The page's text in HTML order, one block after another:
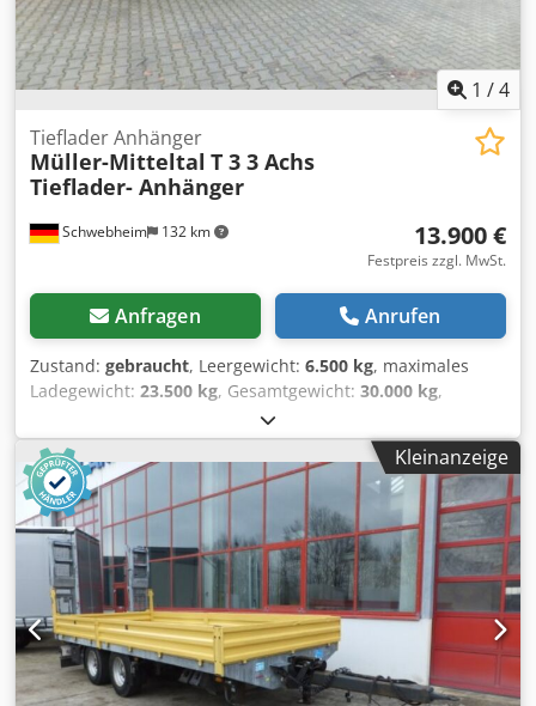
1 /4
Schwebheim 132 km
Tieflader Anhänger
Müller-Mitteltal T 3 3 Achs
Tieflader- Anhänger
13.900 €
Festpreis zzgl. MwSt.
Anfragen Anrufen
Zustand: gebraucht, Leergewicht: 6.500 kg, maximales
Ladegewicht: 23.500 kg, Gesamtgewicht: 30.000 kg,
3 Achsen
Federung:Blatt, Reifengröße:235 / 75 R 17,5, Farbe:
Sonstige, Getriebetyp:Sonstige, Vorderreifengröße:235 /
75 R 17,5, Hinterreifengröße: 235 / 75 R 17,5 , Fahrerkabine:
Sonstige , Emissionsklasse: , Kraftstoff: Biodiesel,
Ausstattung: ABS, Druckluftbremse, Fahrzeug wir im
Kundenauftrag verkauft., teilweise Holzbretter def., 17
paar Zurrösen, , Ladehöhe ca. 900 mm, , -- Druckfehler,
Irrtümer und Änderungen vorbehalten, Muster- Bilder --,
Mehr Daten unter: !, More Details: ! Dkedpfx Ajzrhlijqlsr
Kleinanzeige